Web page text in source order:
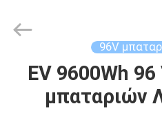
ΑΡΧΙΚΉ
ΣΕΛΊΔΑ
Technology
96V
EV 9600Wh
μπαταριών